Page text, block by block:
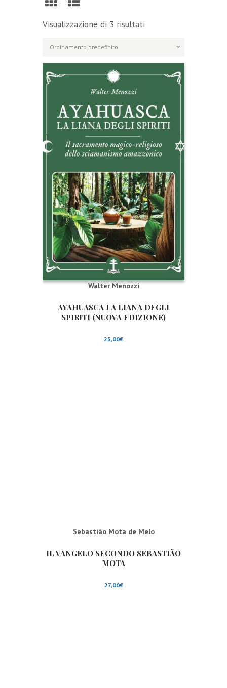
Visualizzazione di 3 risultati
Walter Menozzi
AYAHUASCA LA LIANA DEGLI
SPIRITI (NUOVA EDIZIONE)
25,00€
Sebastião Mota de Melo
IL VANGELO SECONDO SEBASTIÃO
MOTA
27,00€